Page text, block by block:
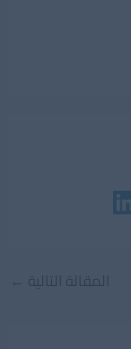
المقالة التالية ←